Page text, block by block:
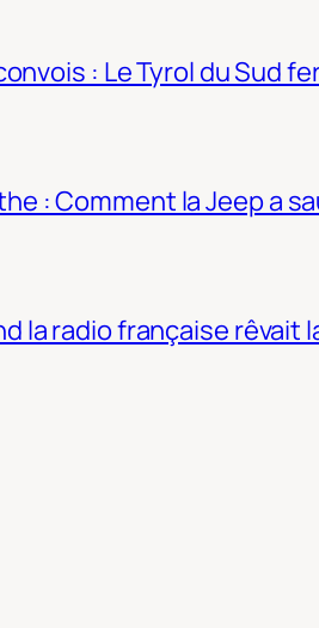
: Le Tyrol du Sud
: Comment la Jeep a
la radio française